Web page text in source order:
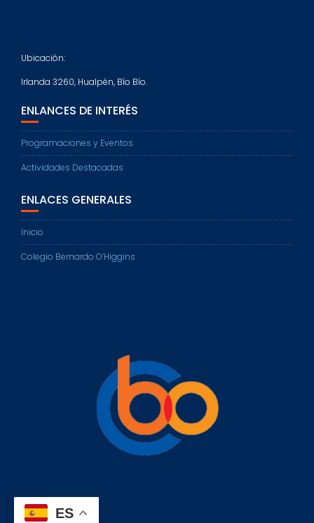
Ubicación:
Irlanda 3260, Hualpén, Bío Bío.
ENLANCES DE INTERÉS
Programaciones y Eventos
Actividades Destacadas
ENLACES GENERALES
Inicio
Colegio Bernardo O’Higgins
ES